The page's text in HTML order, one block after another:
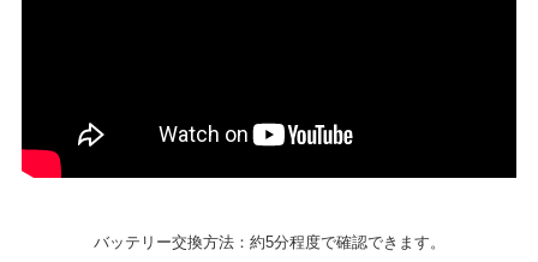
バッテリー交換方法：約5分程度で確認できます。